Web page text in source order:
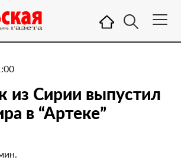
из Сирии выпустил
в “Артеке”